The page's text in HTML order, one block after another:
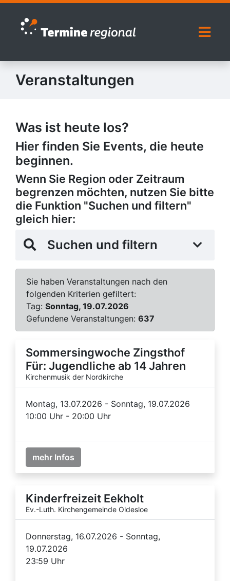
Zur Navigation springen
Zum Inhalt springen
Veranstaltungen
Was ist heute los?
Hier finden Sie Events, die heute
beginnen.
Wenn Sie Region oder Zeitraum
begrenzen möchten, nutzen Sie bitte
die Funktion "Suchen und filtern"
gleich hier:
Suchen und filtern
Sie haben Veranstaltungen nach den
folgenden Kriterien gefiltert:
Tag: Sonntag, 19.07.2026
Gefundene Veranstaltungen: 637
Sommersingwoche Zingsthof
Für: Jugendliche ab 14 Jahren
Kirchenmusik der Nordkirche
Montag, 13.07.2026 - Sonntag, 19.07.2026
10:00 Uhr - 20:00 Uhr
mehr Infos
Kinderfreizeit Eekholt
Ev.-Luth. Kirchengemeinde Oldesloe
Donnerstag, 16.07.2026 - Sonntag,
19.07.2026
23:59 Uhr